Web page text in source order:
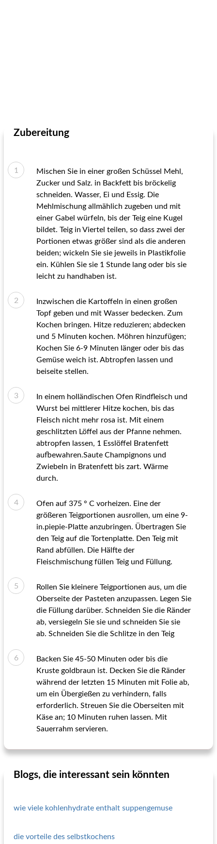
Zubereitung
Mischen Sie in einer großen Schüssel Mehl,
Zucker und Salz. in Backfett bis bröckelig
schneiden. Wasser, Ei und Essig. Die
Mehlmischung allmählich zugeben und mit
einer Gabel würfeln, bis der Teig eine Kugel
bildet. Teig in Viertel teilen, so dass zwei der
Portionen etwas größer sind als die anderen
beiden; wickeln Sie sie jeweils in Plastikfolie
ein. Kühlen Sie sie 1 Stunde lang oder bis sie
leicht zu handhaben ist.
Inzwischen die Kartoffeln in einen großen
Topf geben und mit Wasser bedecken. Zum
Kochen bringen. Hitze reduzieren; abdecken
und 5 Minuten kochen. Möhren hinzufügen;
Kochen Sie 6-9 Minuten länger oder bis das
Gemüse weich ist. Abtropfen lassen und
beiseite stellen.
In einem holländischen Ofen Rindfleisch und
Wurst bei mittlerer Hitze kochen, bis das
Fleisch nicht mehr rosa ist. Mit einem
geschlitzten Löffel aus der Pfanne nehmen.
abtropfen lassen, 1 Esslöffel Bratenfett
aufbewahren.Saute Champignons und
Zwiebeln in Bratenfett bis zart. Wärme
durch.
Ofen auf 375 ° C vorheizen. Eine der
größeren Teigportionen ausrollen, um eine 9-
in.piepie-Platte anzubringen. Übertragen Sie
den Teig auf die Tortenplatte. Den Teig mit
Rand abfüllen. Die Hälfte der
Fleischmischung füllen Teig und Füllung.
Rollen Sie kleinere Teigportionen aus, um die
Oberseite der Pasteten anzupassen. Legen Sie
die Füllung darüber. Schneiden Sie die Ränder
ab, versiegeln Sie sie und schneiden Sie sie
ab. Schneiden Sie die Schlitze in den Teig
Backen Sie 45-50 Minuten oder bis die
Kruste goldbraun ist. Decken Sie die Ränder
während der letzten 15 Minuten mit Folie ab,
um ein Übergießen zu verhindern, falls
erforderlich. Streuen Sie die Oberseiten mit
Käse an; 10 Minuten ruhen lassen. Mit
Sauerrahm servieren.
Blogs, die interessant sein könnten
wie viele kohlenhydrate enthalt suppengemuse
die vorteile des selbstkochens